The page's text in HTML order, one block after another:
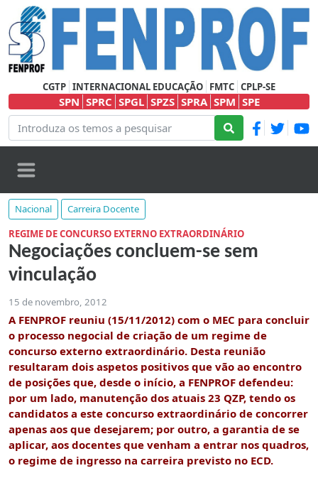
CGTP INTERNACIONAL EDUCAÇÃO FMTC CPLP-SE
SPN SPRC SPGL SPZS SPRA SPM SPE
Nacional
Carreira Docente
REGIME DE CONCURSO EXTERNO EXTRAORDINÁRIO
Negociações concluem-se sem
vinculação
15 de novembro, 2012
A FENPROF reuniu (15/11/2012) com o MEC para concluir
o processo negocial de criação de um regime de
concurso externo extraordinário. Desta reunião
resultaram dois aspetos positivos que vão ao encontro
de posições que, desde o início, a FENPROF defendeu:
por um lado, manutenção dos atuais 23 QZP, tendo os
candidatos a este concurso extraordinário de concorrer
apenas aos que desejarem; por outro, a garantia de se
aplicar, aos docentes que venham a entrar nos quadros,
o regime de ingresso na carreira previsto no ECD.